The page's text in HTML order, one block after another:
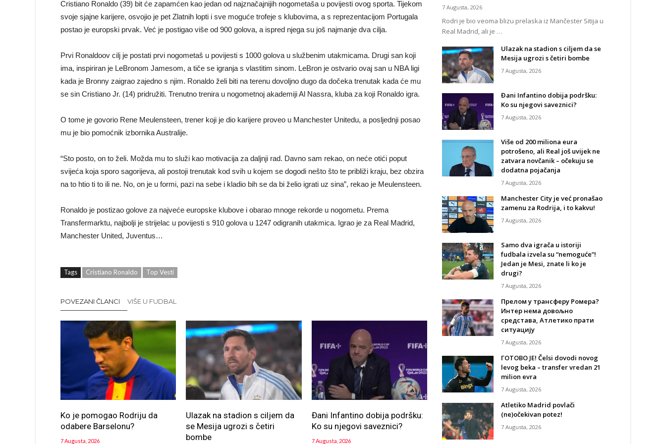
Cristiano Ronaldo (39) bit će zapamćen kao jedan od najznačajnijih nogometaša u povijesti ovog sporta. Tijekom
svoje sjajne karijere, osvojio je pet Zlatnih lopti i sve moguće trofeje s klubovima, a s reprezentacijom Portugala
postao je europski prvak. Već je postigao više od 900 golova, a ispred njega su još najmanje dva cilja.
Prvi Ronaldoov cilj je postati prvi nogometaš u povijesti s 1000 golova u službenim utakmicama. Drugi san koji
ima, inspiriran je LeBronom Jamesom, a tiče se igranja s vlastitim sinom. LeBron je ostvario ovaj san u NBA ligi
kada je Bronny zaigrao zajedno s njim. Ronaldo želi biti na terenu dovoljno dugo da dočeka trenutak kada će mu
se sin Cristiano Jr. (14) pridružiti. Trenutno trenira u nogometnoj akademiji Al Nassra, kluba za koji Ronaldo igra.
O tome je govorio Rene Meulensteen, trener koji je dio karijere proveo u Manchester Unitedu, a posljednji posao
mu je bio pomoćnik izbornika Australije.
“Sto posto, on to želi. Možda mu to služi kao motivacija za daljnji rad. Davno sam rekao, on neće otići poput
svijeća koja sporo sagorijeva, ali postoji trenutak kod svih u kojem se dogodi nešto što te približi kraju, bez obzira
na to htio ti to ili ne. No, on je u formi, pazi na sebe i kladio bih se da bi želio igrati uz sina”, rekao je Meulensteen.
Ronaldo je postizao golove za najveće europske klubove i obarao mnoge rekorde u nogometu. Prema
Transfermarktu, najbolji je strijelac u povijesti s 910 golova u 1247 odigranih utakmica. Igrao je za Real Madrid,
Manchester United, Juventus…
Tags Cristiano Ronaldo Top Vesti
POVEZANI ČLANCI VIŠE U FUDBAL
Ko je pomogao Rodriju da
odabere Barselonu?
7 Augusta, 2026
Ulazak na stadion s ciljem da
se Mesija ugrozi s četiri
bombe
Đani Infantino dobija podršku:
Ko su njegovi saveznici?
7 Augusta, 2026
7 Augusta, 2026
Rodri je bio veoma blizu prelaska iz Mančester Sitija u
Real Madrid, ali je …
Ulazak na stadion s ciljem da se
Mesija ugrozi s četiri bombe
7 Augusta, 2026
Đani Infantino dobija podršku:
Ko su njegovi saveznici?
7 Augusta, 2026
Više od 200 miliona eura
potrošeno, ali Real još uvijek ne
zatvara novčanik – očekuju se
dodatna pojačanja
7 Augusta, 2026
Manchester City je već pronašao
zamenu za Rodrija, i to kakvu!
7 Augusta, 2026
Samo dva igrača u istoriji
fudbala izvela su “nemoguće”!
Jedan je Mesi, znate li ko je
drugi?
7 Augusta, 2026
Прелом у трансферу Ромера?
Интер нема довољно
средстава, Атлетико прати
ситуацију
7 Augusta, 2026
ГОТОВО ЈЕ! Čelsi dovodi novog
levog beka – transfer vredan 21
milion evra
7 Augusta, 2026
Atletiko Madrid povlači
(ne)očekivan potez!
7 Augusta, 2026